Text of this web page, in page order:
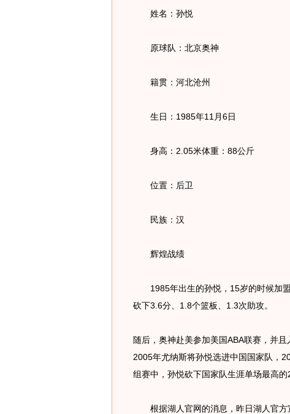
姓名：孙悦
原球队：北京奥神
籍贯：河北沧州
生日：1985年11月6日
身高：2.05米体重：88公斤
位置：后卫
民族：汉
辉煌战绩
1985年出生的孙悦，15岁的时候加盟
砍下3.6分、1.8个篮板、1.3次助攻。
随后，奥神赴美参加美国ABA联赛，并
2005年尤纳斯将孙悦选进中国国家队，
组赛中，孙悦砍下国家队生涯单场最高的
根据湖人官网的消息，昨日湖人官方